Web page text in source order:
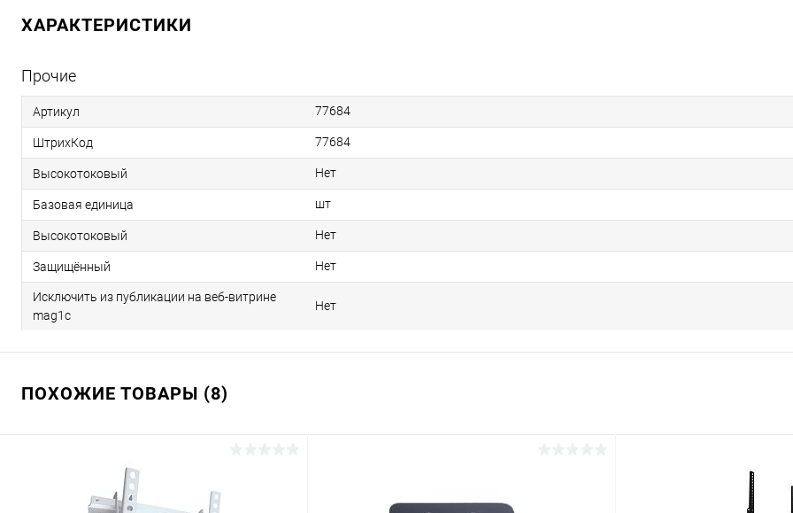
ХАРАКТЕРИСТИКИ
Прочие
Артикул 77684
ШтрихКод 77684
Высокотоковый Нет
Базовая единица шт
Высокотоковый Нет
Защищённый Нет
Исключить из публикации на веб-витрине
mag1c
Нет
ПОХОЖИЕ ТОВАРЫ (8)